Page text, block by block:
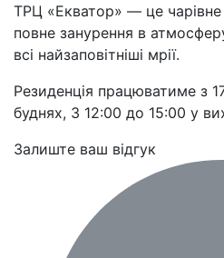
ТРЦ «Екватор» — це чарівне
повне занурення в
всі найзаповітніші мрії.
Резиденція працюватиме з
буднях, 3 12:00 до 15:00 у
Залиште ваш відгук